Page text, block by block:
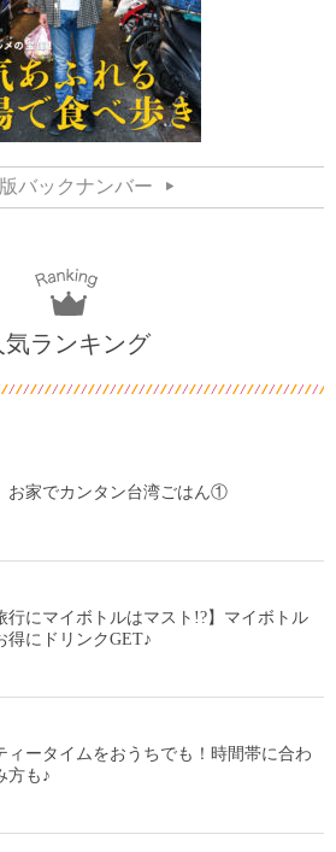
バックナンバー
気ランキング
お家でカンタン台湾ごはん①
行にマイボトルはマスト!?】マイボトル
得にドリンクGET♪
ィータイムをおうちでも！時間帯に合わ
方も♪